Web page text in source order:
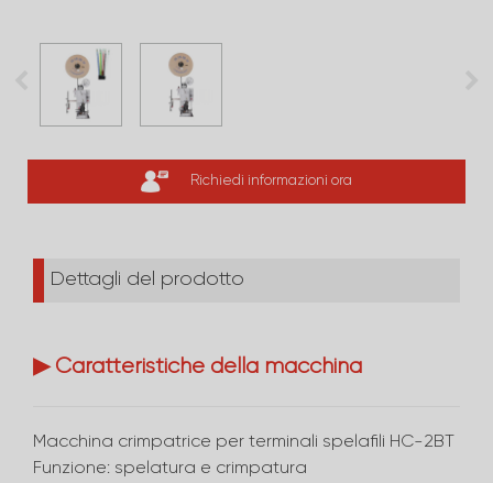
Richiedi informazioni ora
Dettagli del prodotto
▶ Caratteristiche della macchina
Macchina crimpatrice per terminali spelafili HC-2BT
Funzione: spelatura e crimpatura